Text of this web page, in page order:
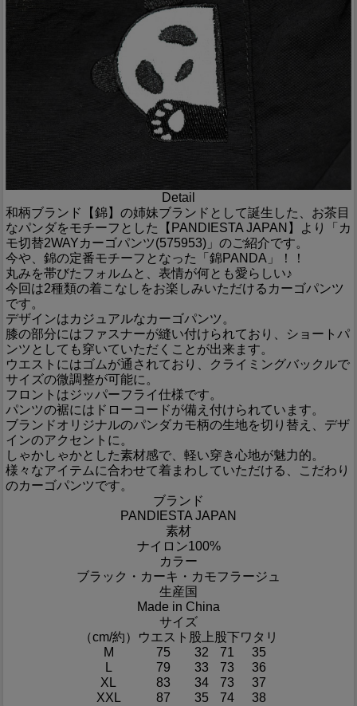
Detail
和柄ブランド【錦】の姉妹ブランドとして誕生した、お茶目
なパンダをモチーフとした【PANDIESTA JAPAN】より「カ
モ切替2WAYカーゴパンツ(575953)」のご紹介です。
今や、錦の定番モチーフとなった「錦PANDA」！！
丸みを帯びたフォルムと、表情が何とも愛らしい♪
今回は2種類の着こなしをお楽しみいただけるカーゴパンツ
です。
デザインはカジュアルなカーゴパンツ。
膝の部分にはファスナーが縫い付けられており、ショートパ
ンツとしても穿いていただくことが出来ます。
ウエストにはゴムが通されており、クライミングバックルで
サイズの微調整が可能に。
フロントはジッパーフライ仕様です。
パンツの裾にはドローコードが備え付けられています。
ブランドオリジナルのパンダカモ柄の生地を切り替え、デザ
インのアクセントに。
しゃかしゃかとした素材感で、軽い穿き心地が魅力的。
様々なアイテムに合わせて着まわしていただける、こだわり
のカーゴパンツです。
ブランド
PANDIESTA JAPAN
素材
ナイロン100%
カラー
ブラック・カーキ・カモフラージュ
生産国
Made in China
サイズ
（cm/約）
ウエスト 股上股下 ワタリ
M
75 32 71
35
L
79 33 73
36
XL
83 34 73
37
XXL
87 35 74 38